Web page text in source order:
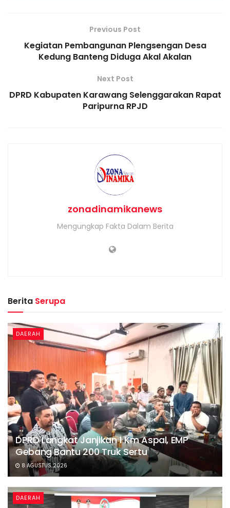
Previous Post
Kegiatan Pembangunan Plengsengan Desa
Kedung Banteng Diduga Akal Akalan
Next Post
DPRD Kabupaten Karawang Selenggarakan Rapat
Paripurna RPJD
zonadinamikanews
Mengungkap Fakta Dalam Berita
Berita Serupa
DAERAH
DPRD Langkat Janjikan 1 Km Aspal, EMP
Gebang Bantu 200 Truk Sertu
8 AGUSTUS 2026
DAERAH